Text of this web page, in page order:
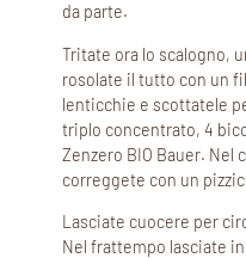
da parte.
Tritate ora lo scalogno,
rosolate il tutto con un
lenticchie e scottatele
triplo concentrato, 4
Zenzero BIO Bauer. Nel
correggete con un
Lasciate cuocere per
Nel frattempo lasciate